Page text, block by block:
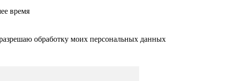
время
обработку моих персональных данных